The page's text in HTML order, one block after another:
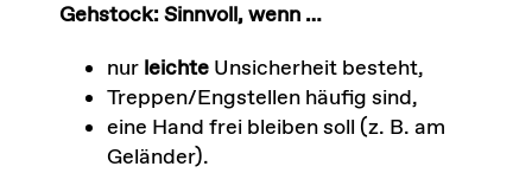
Gehstock: Sinnvoll, wenn …
nur leichteUnsicherheit besteht,
Treppen/Engstellen häufig sind,
eine Hand frei bleiben soll (z. B. am
Geländer).